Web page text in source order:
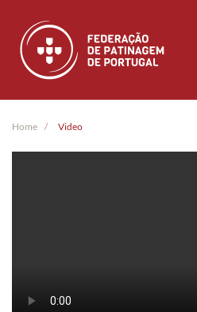
Skip to main content
Home Video